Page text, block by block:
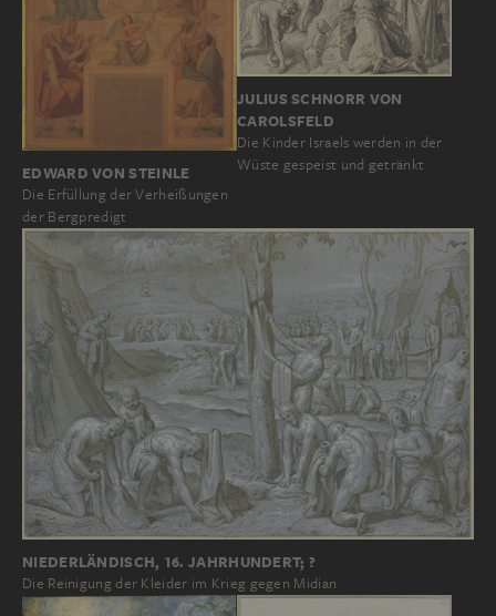
EDWARD VON STEINLE
Die Erfüllung der Verheißungen
der Bergpredigt
JULIUS SCHNORR VON
CAROLSFELD
Die Kinder Israels werden in der
Wüste gespeist und getränkt
NIEDERLÄNDISCH, 16. JAHRHUNDERT; ?
Die Reinigung der Kleider im Krieg gegen Midian